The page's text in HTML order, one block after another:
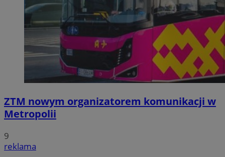
ZTM nowym organizatorem komunikacji w
Metropolii
9
reklama